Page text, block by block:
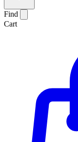
Find
Cart